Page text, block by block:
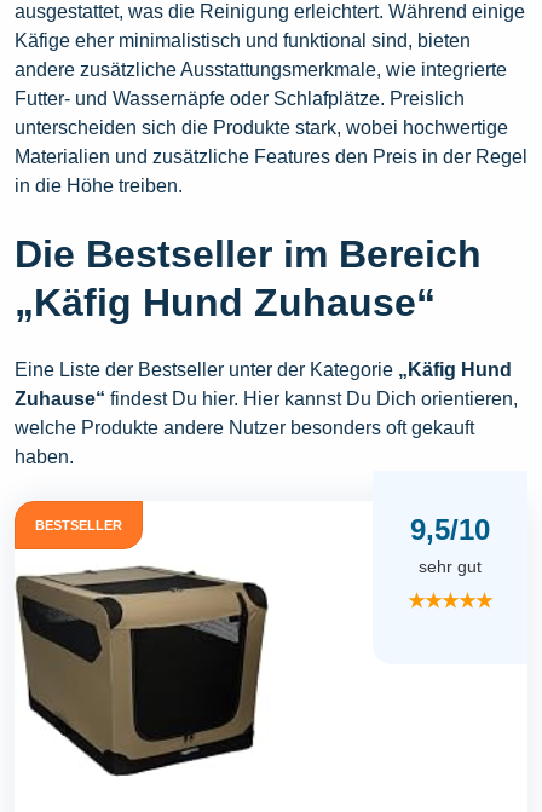
ausgestattet, was die Reinigung erleichtert. Während einige
Käfige eher minimalistisch und funktional sind, bieten
andere zusätzliche Ausstattungsmerkmale, wie integrierte
Futter- und Wassernäpfe oder Schlafplätze. Preislich
unterscheiden sich die Produkte stark, wobei hochwertige
Materialien und zusätzliche Features den Preis in der Regel
in die Höhe treiben.
Die Bestseller im Bereich
„Käfig Hund Zuhause“
Eine Liste der Bestseller unter der Kategorie „Käfig Hund
Zuhause“ findest Du hier. Hier kannst Du Dich orientieren,
welche Produkte andere Nutzer besonders oft gekauft
haben.
BESTSELLER 9,5/10
sehr gut
★★★★★